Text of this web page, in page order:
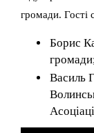
громади. Гості
Борис
Василь